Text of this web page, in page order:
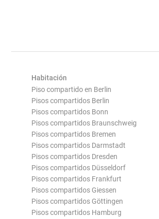
Habitación
Piso compartido en Berlin
Pisos compartidos Berlin
Pisos compartidos Bonn
Pisos compartidos Braunschweig
Pisos compartidos Bremen
Pisos compartidos Darmstadt
Pisos compartidos Dresden
Pisos compartidos Düsseldorf
Pisos compartidos Frankfurt
Pisos compartidos Giessen
Pisos compartidos Göttingen
Pisos compartidos Hamburg